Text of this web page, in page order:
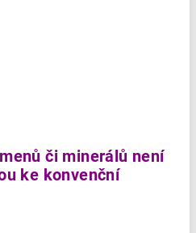
či minerálů není
ke konvenční